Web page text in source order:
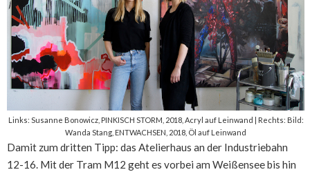
Links: Susanne Bonowicz, PINKISCH STORM, 2018, Acryl auf Leinwand | Rechts: Bild:
Wanda Stang, ENTWACHSEN, 2018, Öl auf Leinwand
Damit zum dritten Tipp: das Atelierhaus an der Industriebahn
12-16. Mit der Tram M12 geht es vorbei am Weißensee bis hin